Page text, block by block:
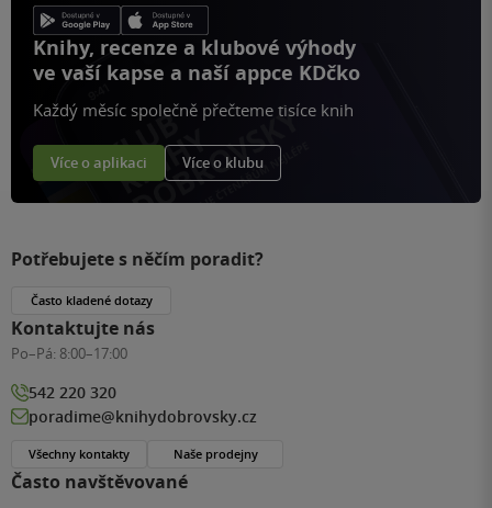
Knihy, recenze a klubové výhody
ve vaší kapse a naší appce KDčko
Každý měsíc společně přečteme tisíce knih
Více o aplikaci Více o klubu
Často navštěvované
Potřebujete s něčím poradit?
Často kladené dotazy
Kontaktujte nás
Po–Pá: 8:00–17:00
542 220 320
poradime@knihydobrovsky.cz
Všechny kontakty Naše prodejny